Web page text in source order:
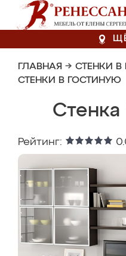
ГЛАВНАЯ → СТЕНКИ
СТЕНКИ В ГОСТИНУЮ
Рейтинг: